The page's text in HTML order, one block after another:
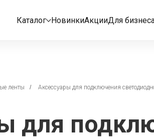
Каталог НовинкиАкцииДля
ленты / Аксессуары для подключения
для